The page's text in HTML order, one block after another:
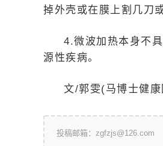
掉外壳或在膜上割几刀
4.微波加热本身不
源性疾病。
文/郭雯(马博士健康
投稿邮箱：zgfzjs@126.com